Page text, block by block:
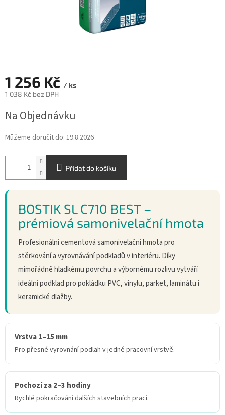
1 256 Kč / ks
1 038 Kč bez DPH
cena:
Na Objednávku
Můžeme doručit do: 19.8.2026
Přidat do košíku
BOSTIK SL C710 BEST –
prémiová samonivelační hmota
Profesionální cementová samonivelační hmota pro
stěrkování a vyrovnávání podkladů v interiéru. Díky
mimořádně hladkému povrchu a výbornému rozlivu vytváří
ideální podklad pro pokládku PVC, vinylu, parket, laminátu i
keramické dlažby.
Vrstva 1–15 mm
Pro přesné vyrovnání podlah v jedné pracovní vrstvě.
Pochozí za 2–3 hodiny
Rychlé pokračování dalších stavebních prací.